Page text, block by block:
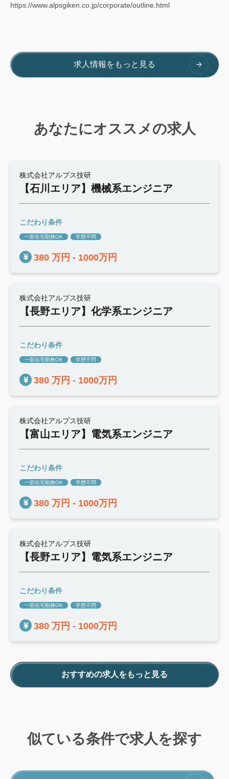
https://www.alpsgiken.co.jp/corporate/outline.html
求人情報をもっと見る
あなたにオススメの求人
株式会社アルプス技研
【石川エリア】機械系エンジニア
こだわり条件
一部在宅勤務OK 学歴不問
380 万円 - 1000万円
株式会社アルプス技研
【長野エリア】化学系エンジニア
こだわり条件
一部在宅勤務OK 学歴不問
380 万円 - 1000万円
株式会社アルプス技研
【富山エリア】電気系エンジニア
こだわり条件
一部在宅勤務OK 学歴不問
380 万円 - 1000万円
株式会社アルプス技研
【長野エリア】電気系エンジニア
こだわり条件
一部在宅勤務OK 学歴不問
380 万円 - 1000万円
おすすめの求人をもっと見る
似ている条件で求人を探す